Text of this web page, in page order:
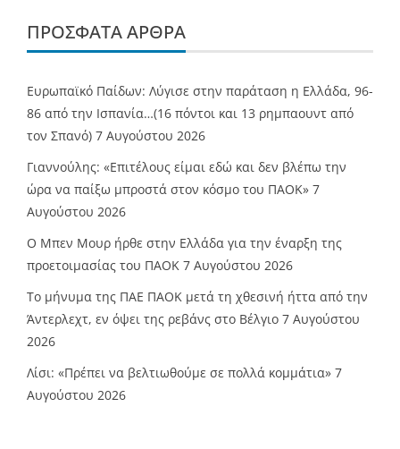
ΠΡΌΣΦΑΤΑ ΆΡΘΡΑ
Ευρωπαϊκό Παίδων: Λύγισε στην παράταση η Ελλάδα, 96-
86 από την Ισπανία…(16 πόντοι και 13 ρημπαουντ από
τον Σπανό) 7 Αυγούστου 2026
Γιαννούλης: «Επιτέλους είμαι εδώ και δεν βλέπω την
ώρα να παίξω μπροστά στον κόσμο του ΠΑΟΚ» 7
Αυγούστου 2026
O Mπεν Μουρ ήρθε στην Ελλάδα για την έναρξη της
προετοιμασίας του ΠΑΟΚ 7 Αυγούστου 2026
Το μήνυμα της ΠΑΕ ΠΑΟΚ μετά τη χθεσινή ήττα από την
Άντερλεχτ, εν όψει της ρεβάνς στο Βέλγιο 7 Αυγούστου
2026
Λίσι: «Πρέπει να βελτιωθούμε σε πολλά κομμάτια» 7
Αυγούστου 2026